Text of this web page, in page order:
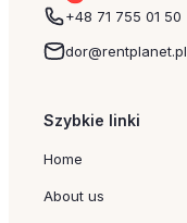
+48 71 755 01 50
dor@rentplanet.pl
Szybkie linki
Home
About us